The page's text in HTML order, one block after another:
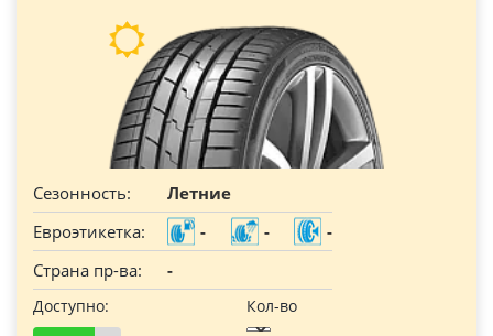
Сезонность:
Летние
Евроэтикетка:
- -
-
Страна пр-ва:
-
Доступно: Кол-во